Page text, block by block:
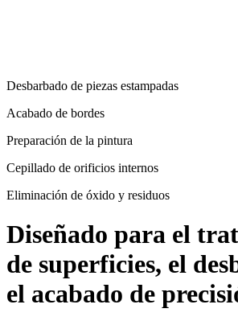
Desbarbado de piezas estampadas
Acabado de bordes
Preparación de la pintura
Cepillado de orificios internos
Eliminación de óxido y residuos
Diseñado para el
de superficies, el
el acabado de